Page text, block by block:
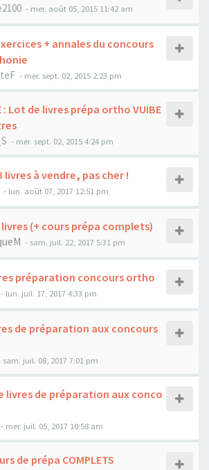
- mer. août 05, 2015 11:42 am
+ annales du concours
- mer. sept. 02, 2015 2:23 pm
: Lot de livres prépa ortho VUIBE
- mer. sept. 02, 2015 4:24 pm
livres à vendre, pas cher !
- lun. août 07, 2017 12:51 pm
(+ cours prépa complets)
- sam. juil. 22, 2017 5:31 pm
préparation concours ortho
- lun. juil. 17, 2017 4:33 pm
de préparation aux concours
sam. juil. 08, 2017 7:01 pm
livres de préparation aux conco
- mer. juil. 05, 2017 10:58 am
de prépa COMPLETS